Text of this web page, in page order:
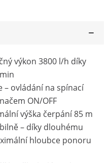
výkon 3800 l/h díky
ovládání na spínací
ON/OFF
výška čerpání 85 m
– díky dlouhému
hloubce ponoru